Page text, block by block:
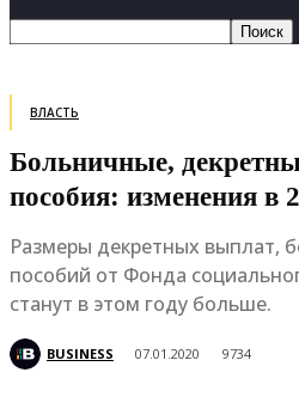
ВЛАСТЬ
Больничные,
пособия: изменения в
Размеры декретных выплат,
пособий от Фонда
станут в этом году больше.
BUSINESS 07.01.2020 9734